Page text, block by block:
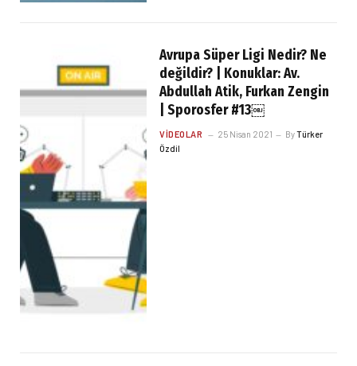
Avrupa Süper Ligi Nedir? Ne
değildir? | Konuklar: Av.
Abdullah Atik, Furkan Zengin
| Sporosfer #13￼
VIDEOLAR 25 Nisan 2021 ByTürker
Özdil